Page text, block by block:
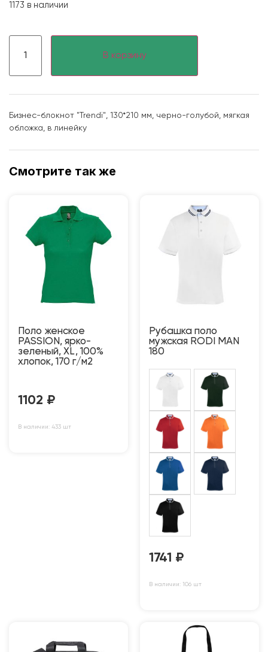
1173 в наличии
В корзину
Бизнес-блокнот "Trendi", 130*210 мм, черно-голубой, мягкая
обложка, в линейку
Смотрите так же
Поло женское
PASSION, ярко-
зеленый, XL, 100%
хлопок, 170 г/м2
1102 ₽
В наличии: 433 шт
Рубашка поло
мужская RODI MAN
180
1741 ₽
В наличии: 106 шт